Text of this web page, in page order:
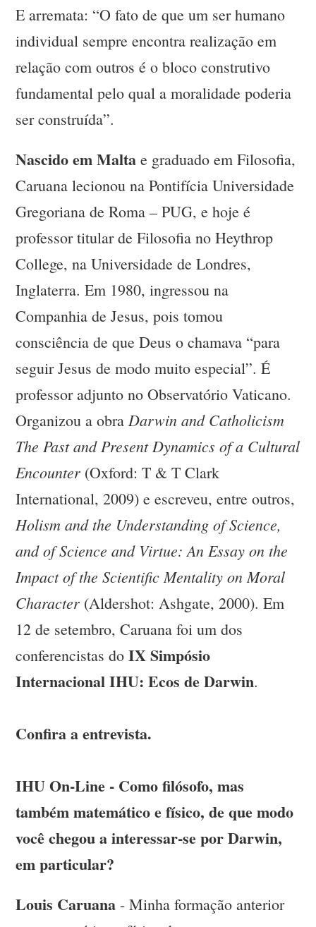
E arremata: “O fato de que um ser humano
individual sempre encontra realização em
relação com outros é o bloco construtivo
fundamental pelo qual a moralidade poderia
ser construída”.
Nascido em Malta e graduado em Filosofia,
Caruana lecionou na Pontifícia Universidade
Gregoriana de Roma – PUG, e hoje é
professor titular de Filosofia no Heythrop
College, na Universidade de Londres,
Inglaterra. Em 1980, ingressou na
Companhia de Jesus, pois tomou
consciência de que Deus o chamava “para
seguir Jesus de modo muito especial”. É
professor adjunto no Observatório Vaticano.
Organizou a obraDarwin and Catholicism
The Past and Present Dynamics of a Cultural
Encounter (Oxford: T & T Clark
International, 2009) e escreveu, entre outros,
Holism and the Understanding of Science,
and of Science and Virtue: An Essay on the
Impact of the Scientific Mentality on Moral
Character (Aldershot: Ashgate, 2000). Em
12 de setembro, Caruana foi um dos
conferencistas doIX Simpósio
Internacional IHU: Ecos de Darwin.
Confira a entrevista.
IHU On-Line - Como filósofo, mas
também matemático e físico, de que modo
você chegou a interessar-se por Darwin,
em particular?
Louis Caruana - Minha formação anterior